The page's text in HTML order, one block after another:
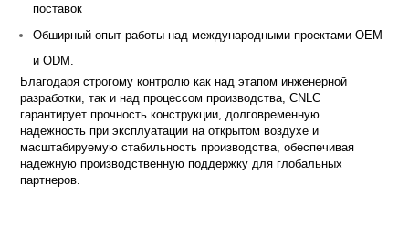
поставок
Обширный опыт работы над международными проектами OEM
и ODM.
Благодаря строгому контролю как над этапом инженерной
разработки, так и над процессом производства, CNLC
гарантирует прочность конструкции, долговременную
надежность при эксплуатации на открытом воздухе и
масштабируемую стабильность производства, обеспечивая
надежную производственную поддержку для глобальных
партнеров.